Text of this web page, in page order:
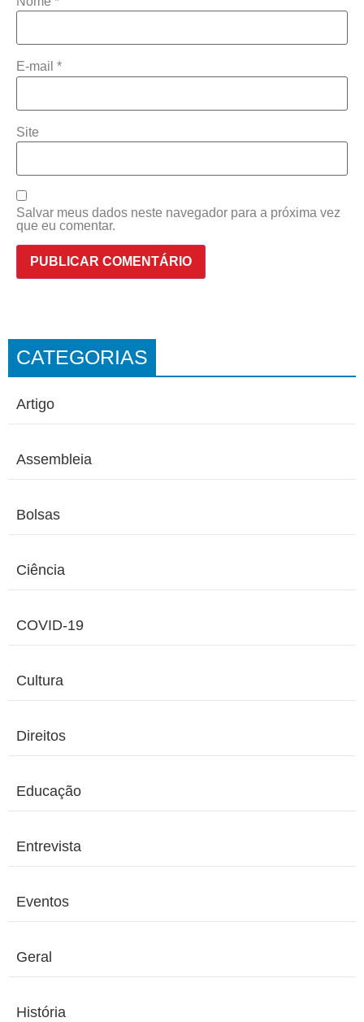
E-mail *
Site
Salvar meus dados neste navegador para a próxima vez
que eu comentar.
CATEGORIAS
Artigo
Assembleia
Bolsas
Ciência
COVID-19
Cultura
Direitos
Educação
Entrevista
Eventos
Geral
História